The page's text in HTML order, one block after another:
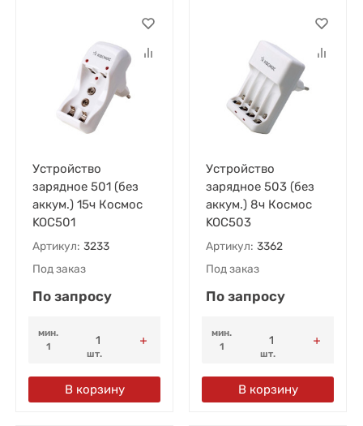
Устройство
зарядное 501 (без
аккум.) 15ч Космос
KOC501
Артикул: 3233
Под заказ
По запросу
мин.
1
шт.
В корзину
Устройство
зарядное 503 (без
аккум.) 8ч Космос
KOC503
Артикул: 3362
Под заказ
По запросу
мин.
1
шт.
В корзину